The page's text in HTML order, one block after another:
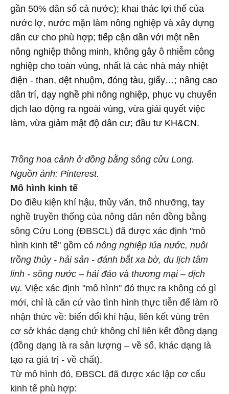
gần 50% dân số cả nước); khai thác lợi thế của
nước lợ, nước mặn làm nông nghiệp và xây dựng
dân cư cho phù hợp; tiếp cận dần với một nền
nông nghiệp thông minh, không gây ô nhiễm công
nghiệp cho toàn vùng, nhất là các nhà máy nhiệt
điện - than, dệt nhuộm, đóng tàu, giấy…; nâng cao
dân trí, dạy nghề phi nông nghiệp, phục vụ chuyển
dịch lao động ra ngoài vùng, vừa giải quyết việc
làm, vừa giảm mật độ dân cư; đầu tư KH&CN.
Trồng hoa cảnh ở đồng bằng sông cửu Long.
Nguồn ảnh: Pinterest.
Mô hình kinh tế
Do điều kiện khí hậu, thủy văn, thổ nhưỡng, tay
nghề truyền thống của nông dân nên đồng bằng
sông Cửu Long (ĐBSCL) đã được xác định "mô
hình kinh tế" gồm có nông nghiệp lúa nước, nuôi
trồng thủy - hải sản - đánh bắt xa bờ, du lịch tâm
linh - sông nước – hải đảo và thương mại – dịch
vụ. Việc xác định "mô hình" đó thực ra không có gì
mới, chỉ là căn cứ vào tình hình thực tiễn để làm rõ
nhận thức về: biến đổi khí hậu, liên kết vùng trên
cơ sở khác dạng chứ không chỉ liên kết đồng dạng
(đồng dạng là ra sản lượng – về số, khác dạng là
tạo ra giá trị - về chất).
Từ mô hình đó, ĐBSCL đã được xác lập cơ cấu
kinh tế phù hợp: